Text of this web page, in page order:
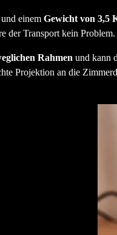
und einem Gewicht von 3,5
der Transport kein Problem.
Rahmen und kann
Projektion an die